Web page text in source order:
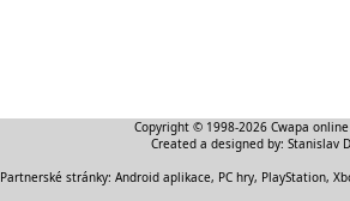
Copyright © 1998-2026 Cwapa
Created a designed by: Stanislav
Partnerské stránky: Android aplikace, PC hry, PlayStation,